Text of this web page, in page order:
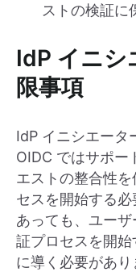
ストの検証に
IdP イニシ
限事項
IdP イニシエータ
OIDC ではサポー
エストの整合性
セスを開始する
あっても、ユー
証プロセスを開
に導く必要があり